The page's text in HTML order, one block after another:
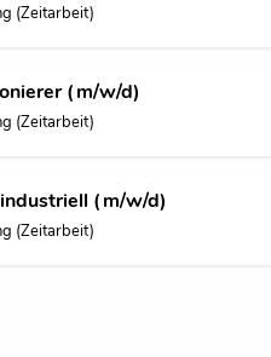
(Zeitarbeit)
(m/w/d)
(Zeitarbeit)
(m/w/d)
(Zeitarbeit)